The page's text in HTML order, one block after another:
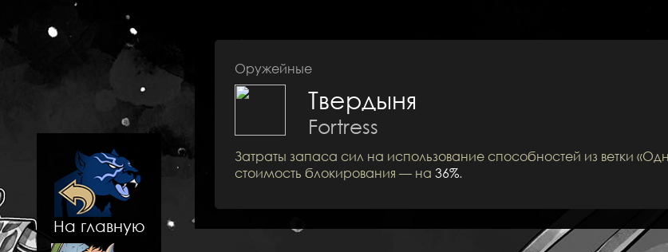
На главную
Оружейные
Твердыня
Fortress
Затраты запаса сил на использование способностей из ветки
стоимость блокирования — на 36%.